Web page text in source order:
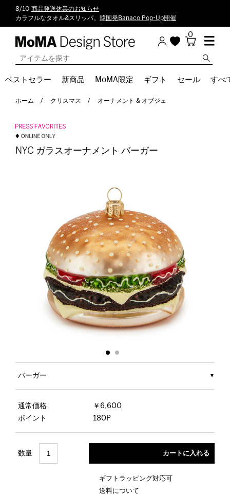
8/10 商品発送休業のお知らせ
カラフルなタオル&スリッパ。 韓国発Banaco Pop-Up開催
0
ベストセラー 新商品 MoMA限定 ギフト セール すべ
ホーム クリスマス オーナメント & オブジェ
NYC ガラスオーナメント バーガー
バーガー
通常価格
￥6,600
ポイント
180P
数量
ギフトラッピング対応可
送料について